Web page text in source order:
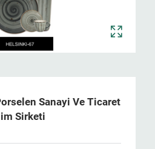
Sanayi Ve Ticaret
Sirketi